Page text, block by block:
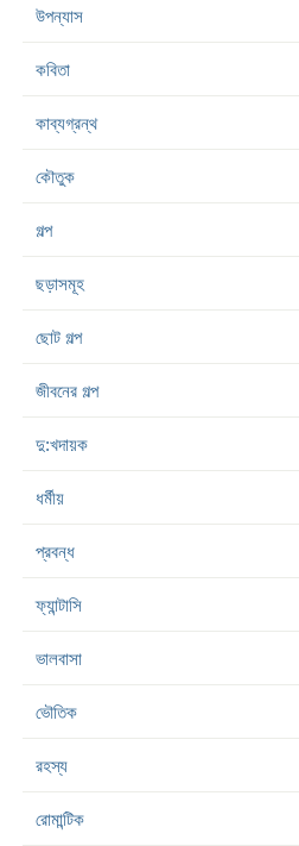
উপন্যাস
কবিতা
কাব্যগ্রন্থ
কৌতুক
গল্প
ছড়াসমূহ
ছোট গল্প
জীবনের গল্প
দু:খদায়ক
ধর্মীয়
প্রবন্ধ
ফ্যান্টাসি
ভালবাসা
ভৌতিক
রহস্য
রোমান্টিক